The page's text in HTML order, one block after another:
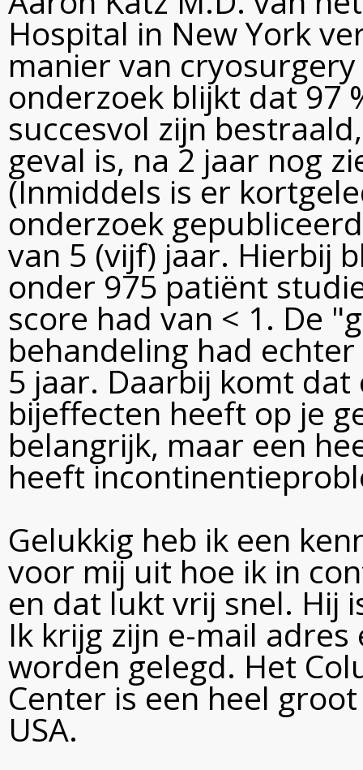
Hospital in New York
manier van
onderzoek blijkt dat 97
succesvol zijn
geval is, na 2 jaar nog
(Inmiddels is er
onderzoek
van 5 (vijf) jaar. Hierbij
onder 975 patiënt
score had van < 1. De
behandeling had
5 jaar. Daarbij komt
bijeffecten heeft op je
belangrijk, maar een
heeft
Gelukkig heb ik een
voor mij uit hoe ik in
en dat lukt vrij snel. Hij
Ik krijg zijn e-mail
worden gelegd. Het
Center is een heel
USA.